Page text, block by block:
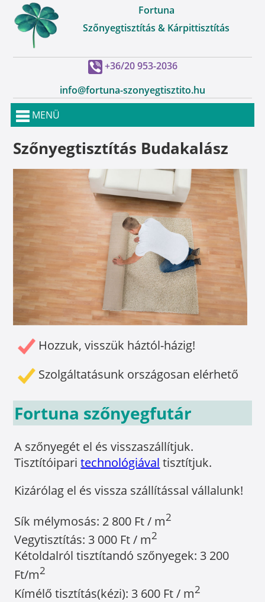
Fortuna
Szőnyegtisztítás & Kárpittisztítás
+36/20 953-2036
info@fortuna-szonyegtisztito.hu
MENÜ
Szőnyegtisztítás Budakalász
Hozzuk, visszük háztól-házig!
Szolgáltatásunk országosan elérhető
Fortuna szőnyegfutár
A szőnyegét el és visszaszállítjuk.
Tisztítóiparitechnológiával tisztítjuk.
Kizárólag el és vissza szállítással vállalunk!
Sík mélymosás: 2 800 Ft / m2
Vegytisztítás: 3 000 Ft / m2
Kétoldalról tisztítandó szőnyegek: 3 200
Ft/m2
Kímélő tisztítás(kézi): 3 600 Ft / m2